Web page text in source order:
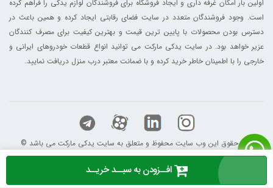
افــزودن به سبــد خریــد
اولین بار امکان غرفه داری و ایجاد فروشگاه برای فروشندگان لوازم یدکی را فراهم کرده
است. وجود فروشندگان متعدد در سایت فضای رقابتی ایجاد کرده و همین باعث در
دسترس بودن محصولات با پایین ترین قیمت و بهترین کیفیت برای مصرف کنندگان
عزیر خواهد بود. در سایت یدکی مارکت می توانید انواع قطعات خودروهای ایرانی و
خارجی را با اطمینان خاطر خرید کرده و با ضمانت معتبر درب منزل دریافت نمایید.
© کلیه حقوق این وب سایت محفوظ و متعلق به سایت یدکی مارکت می باشد